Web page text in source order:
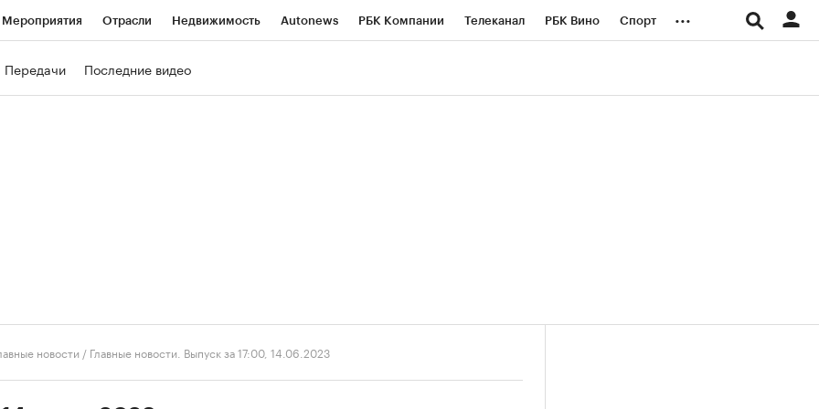
Мероприятия Отрасли Недвижимость Autonews РБК Компании Телеканал РБК Вино Спорт ...
Передачи Последние видео
новости / Главные новости. Выпуск за 17:00, 14.06.2023